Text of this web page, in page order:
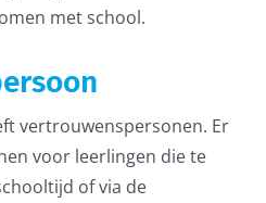
met school.
vertrouwenspersonen. Er
voor leerlingen die te
of via de